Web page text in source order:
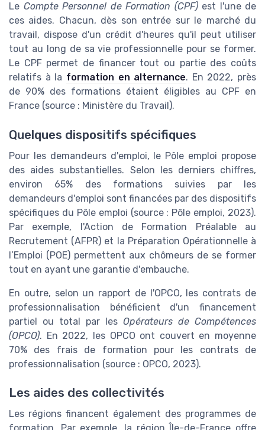
Le Compte Personnel de Formation (CPF)est l'une de
ces aides. Chacun, dès son entrée sur le marché du
travail, dispose d'un crédit d'heures qu'il peut utiliser
tout au long de sa vie professionnelle pour se former.
Le CPF permet de financer tout ou partie des coûts
relatifs à la formation en alternance. En 2022, près
de 90% des formations étaient éligibles au CPF en
France (source : Ministère du Travail).
Quelques dispositifs spécifiques
Pour les demandeurs d'emploi, le Pôle emploi propose
des aides substantielles. Selon les derniers chiffres,
environ 65% des formations suivies par les
demandeurs d'emploi sont financées par des dispositifs
spécifiques du Pôle emploi (source : Pôle emploi, 2023).
Par exemple, l'Action de Formation Préalable au
Recrutement (AFPR) et la Préparation Opérationnelle à
l’Emploi (POE) permettent aux chômeurs de se former
tout en ayant une garantie d'embauche.
En outre, selon un rapport de l'OPCO, les contrats de
professionnalisation bénéficient d'un financement
partiel ou total par les Opérateurs de Compétences
(OPCO). En 2022, les OPCO ont couvert en moyenne
70% des frais de formation pour les contrats de
professionnalisation (source : OPCO, 2023).
Les aides des collectivités
Les régions financent également des programmes de